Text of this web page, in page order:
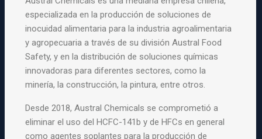
especializada en la producción de soluciones de
inocuidad alimentaria para la industria agroalimentaria
y agropecuaria a través de su división Austral Food
Safety, y en la distribución de soluciones químicas
innovadoras para diferentes sectores, como la
minería, la construcción, la pintura, entre otros.
Desde 2018, Austral Chemicals se comprometió a
eliminar el uso del HCFC-141b y de HFCs en general
como agentes soplantes para la producción de